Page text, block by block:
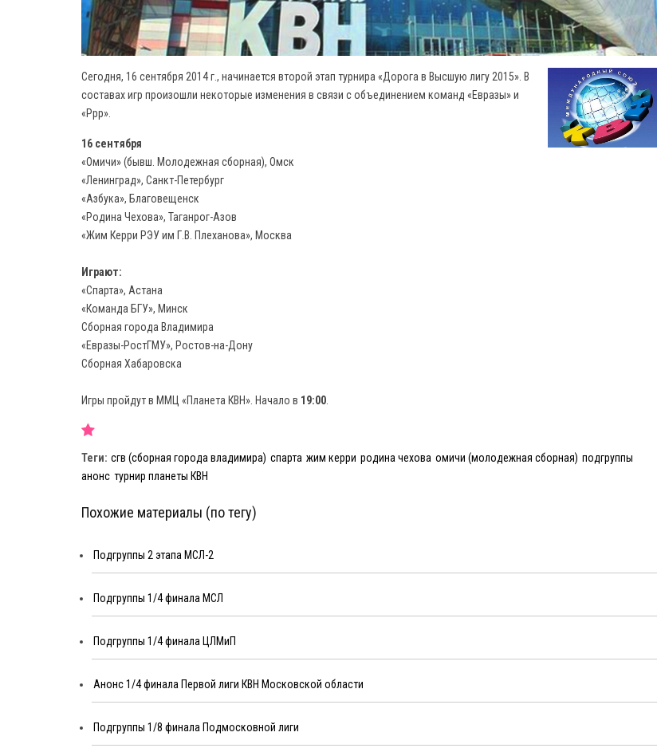
Сегодня, 16 сентября 2014 г., начинается второй этап турнира «Дорога в Высшую лигу 2015». В
составах игр произошли некоторые изменения в связи с объединением команд «Евразы» и
«Ррр».
16 сентября
«Омичи» (бывш. Молодежная сборная), Омск
«Ленинград», Санкт-Петербург
«Азбука», Благовещенск
«Родина Чехова», Таганрог-Азов
«Жим Керри РЭУ им Г.В. Плеханова», Москва
Играют:
«Спарта», Астана
«Команда БГУ», Минск
Сборная города Владимира
«Евразы-РостГМУ», Ростов-на-Дону
Сборная Хабаровска
Игры пройдут в ММЦ «Планета КВН». Начало в 19:00
Теги: сгв (сборная города владимира) спарта жим керри родина чехова омичи (молодежная сборная) подгруппы
анонс турнир планеты КВН
Похожие материалы (по тегу)
Подгруппы 2 этапа МСЛ-2
Подгруппы 1/4 финала МСЛ
Подгруппы 1/4 финала ЦЛМиП
Анонс 1/4 финала Первой лиги КВН Московской области
Подгруппы 1/8 финала Подмосковной лиги